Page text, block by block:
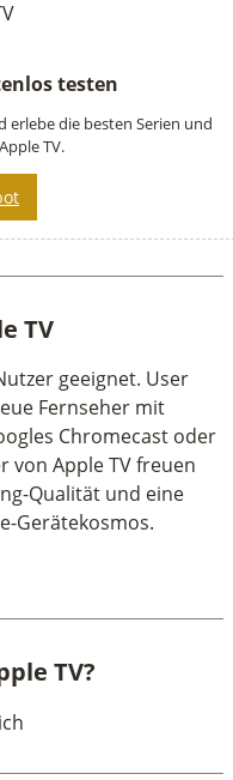
testen
erlebe die besten Serien und
TV.
TV
geeignet. User
Fernseher mit
Chromecast oder
von Apple TV freuen
Qualität und eine
Gerätekosmos.
TV?